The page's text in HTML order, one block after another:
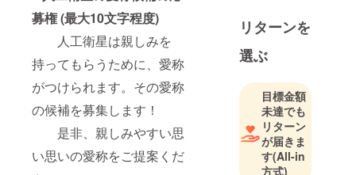
募権 (最大10文字程度)
人工衛星は親しみを
持ってもらうために、愛称
がつけられます。その愛称
の候補を募集します！
是非、親しみやすい思
い思いの愛称をご提案くだ
ある「ド
リームサテ
ライトプロ
ジェクト」
を行ってい
ます。
リターンを
選ぶ
目標金額
未達でも
リターン
が届きま
す(All-in
方式)